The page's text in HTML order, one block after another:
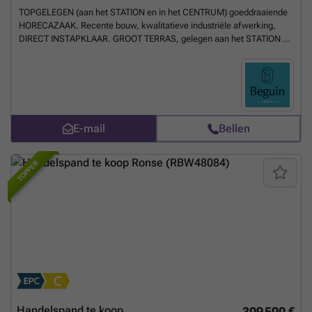
TOPGELEGEN (aan het STATION en in het CENTRUM) goeddraaiende
HORECAZAAK. Recente bouw, kwalitatieve industriële afwerking,
DIRECT INSTAPKLAAR. GROOT TERRAS, gelegen aan het STATION en
E-mail Bellen
TOPPER